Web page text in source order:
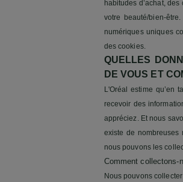
habitudes d’achat,
votre beauté/bien-
numériques uniques
des cookies.
QUELLES
DE VOUS ET
L'Oréal estime qu’en
recevoir des
appréciez. Et nous
existe de nombreuses
nous pouvons les
Comment collectons-
Nous pouvons